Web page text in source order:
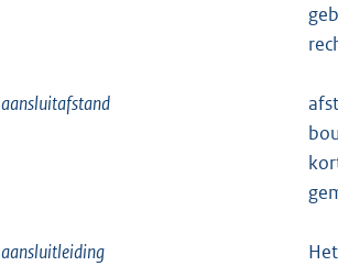
aansluitafstand
aansluitleiding